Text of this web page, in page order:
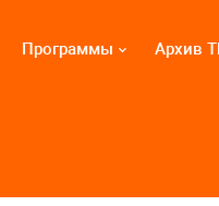
Программы Архив